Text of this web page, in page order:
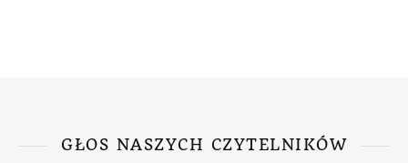
GŁOS NASZYCH CZYTELNIKÓW